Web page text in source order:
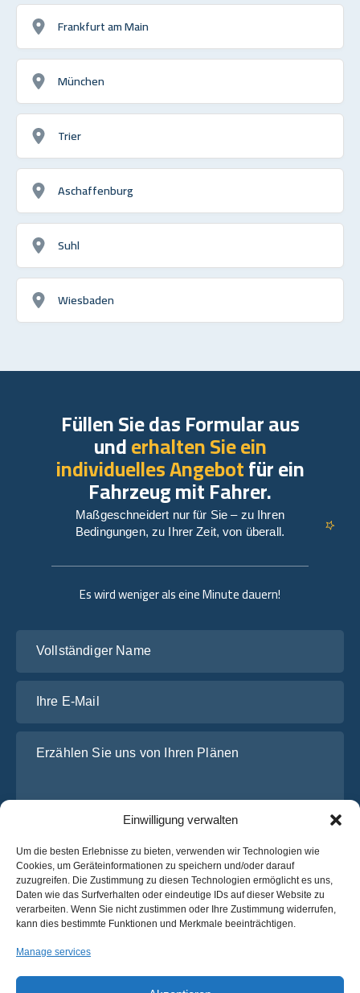
Einwilligung verwalten
Um die besten Erlebnisse zu bieten, verwenden wir Technologien wie
Cookies, um Geräteinformationen zu speichern und/oder darauf
zuzugreifen. Die Zustimmung zu diesen Technologien ermöglicht es uns,
Daten wie das Surfverhalten oder eindeutige IDs auf dieser Website zu
verarbeiten. Wenn Sie nicht zustimmen oder Ihre Zustimmung widerrufen,
kann dies bestimmte Funktionen und Merkmale beeinträchtigen.
Manage services
Frankfurt am Main
München
Trier
Aschaffenburg
Suhl
Wiesbaden
Es wird weniger als eine Minute dauern!
Ich habe dieDatenschutz-Bestimmungenvon OsaBus
gelesen und stimme ihnen zu.
Ein Angebot einholen
Füllen Sie das Formular aus
underhalten Sie ein
individuelles Angebotfür ein
Fahrzeug mit Fahrer.
Maßgeschneidert nur für Sie – zu Ihren
Bedingungen, zu Ihrer Zeit, von überall.